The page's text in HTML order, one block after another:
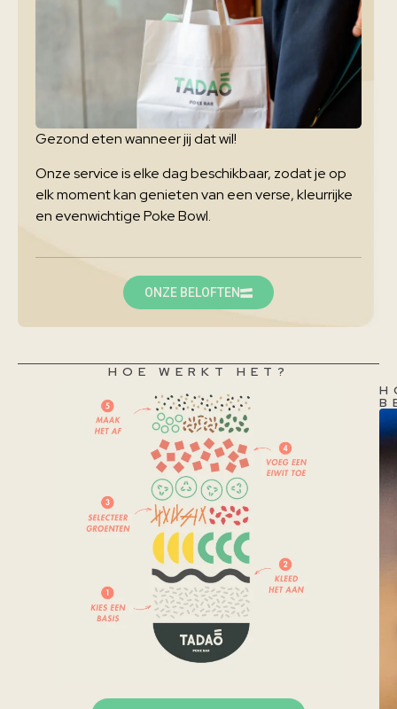
Gezond eten wanneer jij dat wil!
Onze service is elke dag beschikbaar, zodat je op
elk moment kan genieten van een verse, kleurrijke
en evenwichtige Poke Bowl.
ONZE BELOFTEN
HOE WERKT HET?